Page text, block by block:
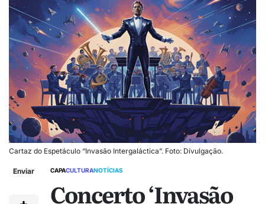
Cartaz do Espetáculo “Invasão Intergaláctica”. Foto: Divulgação.
Enviar CAPACULTURANOTÍCIAS
Concerto ‘Invasão